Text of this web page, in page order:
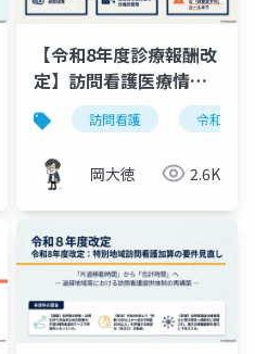
訪問看護 乳幼児加算
【令和8年度診療報酬改
定】訪問看護医療情報
連携加算1,000円｜ICT
連携の新評価を完全解
説
訪問看護 令和8年
岡大徳 2.6K